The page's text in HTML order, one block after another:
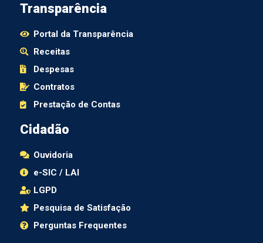
Transparência
Portal da Transparência
Receitas
Despesas
Contratos
Prestação de Contas
Cidadão
Ouvidoria
e-SIC / LAI
LGPD
Pesquisa de Satisfação
Perguntas Frequentes